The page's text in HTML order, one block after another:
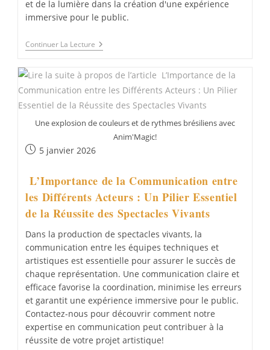
et de la lumière dans la création d'une expérience
immersive pour le public.
Continuer La Lecture Découvrez
Les
Essentiels
Dans
La
Production
D’un
Spectacle
Une explosion de couleurs et de rythmes brésiliens avec
Anim'Magic!
Publication
5 janvier 2026
L’Importance de la Communication entre
les Différents Acteurs : Un Pilier Essentiel
de la Réussite des Spectacles Vivants
Dans la production de spectacles vivants, la
communication entre les équipes techniques et
artistiques est essentielle pour assurer le succès de
chaque représentation. Une communication claire et
efficace favorise la coordination, minimise les erreurs
et garantit une expérience immersive pour le public.
Contactez-nous pour découvrir comment notre
expertise en communication peut contribuer à la
réussite de votre projet artistique!